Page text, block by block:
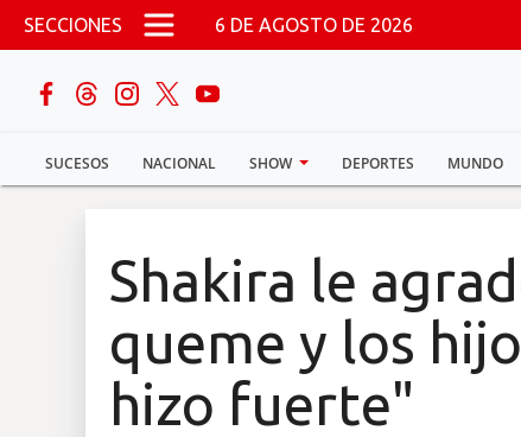
Pasar al contenido principal
SECCIONES 6 DE AGOSTO DE 2026
SUCESOS NACIONAL SHOW DEPORTES MUNDO
buscar
Sucesos
Shakira le
queme y los
hizo fuerte"